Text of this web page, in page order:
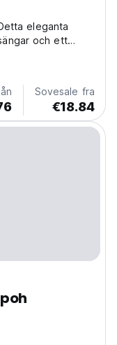
eleganta
och ett
translated from
Sovesale fra
€18.84